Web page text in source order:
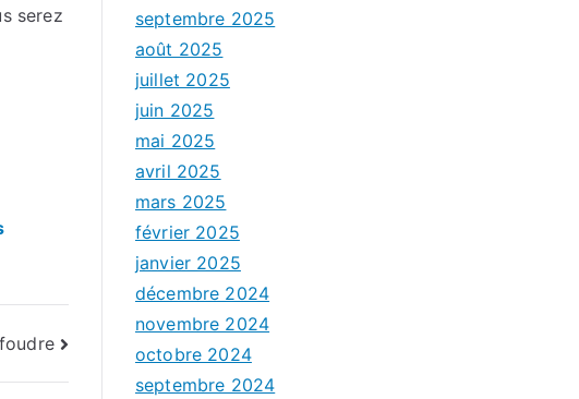
serez
septembre 2025
août 2025
juillet 2025
juin 2025
mai 2025
avril 2025
mars 2025
février 2025
janvier 2025
décembre 2024
novembre 2024
octobre 2024
septembre 2024